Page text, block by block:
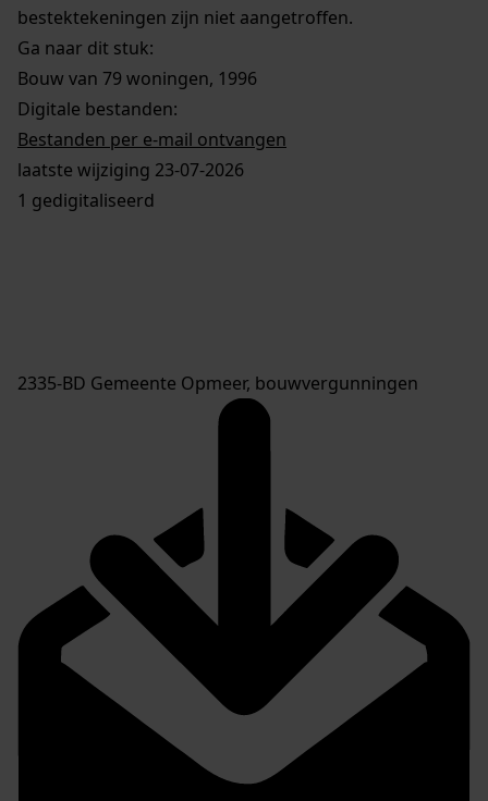
bestektekeningen zijn niet aangetroffen.
Ga naar dit stuk:
Bouw van 79 woningen, 1996
Digitale bestanden:
Bestanden per e-mail ontvangen
laatste wijziging 23-07-2026
1 gedigitaliseerd
2335-BD Gemeente Opmeer, bouwvergunningen